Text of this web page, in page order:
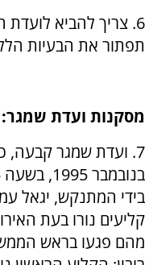
6. צריך להביא
תפתור את הבעיות
מסקנות ועדת שמגר:
בידי המתנקש, יגאל
קליעים נורו בעת
מהם פגעו בראש